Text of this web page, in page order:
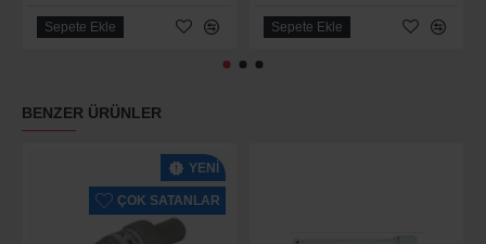
Sepete Ekle Sepete Ekle
BENZER ÜRÜNLER
YENI
ÇOK SATANLAR